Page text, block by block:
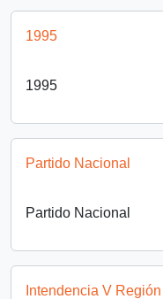
1995
1995
Partido Nacional
Partido Nacional
Intendencia V